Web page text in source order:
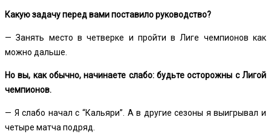
Какую задачу перед вами поставило руководство?
— Занять место в четверке и пройти в Лиге чемпионов как
можно дальше.
Но вы, как обычно, начинаете слабо: будьте осторожны с Лигой
чемпионов.
— Я слабо начал с “Кальяри”. А в другие сезоны я выигрывал и
четыре матча подряд.